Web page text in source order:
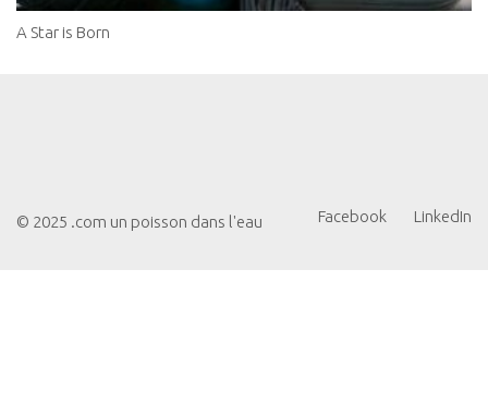
A Star is Born
Facebook LinkedIn
© 2025 .com un poisson dans l'eau